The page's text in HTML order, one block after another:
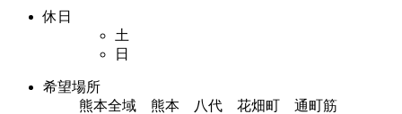
休日
土
日
希望場所
熊本全域 熊本 八代 花畑町 通町筋